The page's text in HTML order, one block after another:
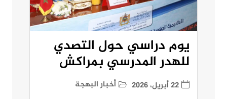
يوم دراسي حول التصدي
للهدر المدرسي بمراكش
22 أبريل، 2026 أخبار البهجة